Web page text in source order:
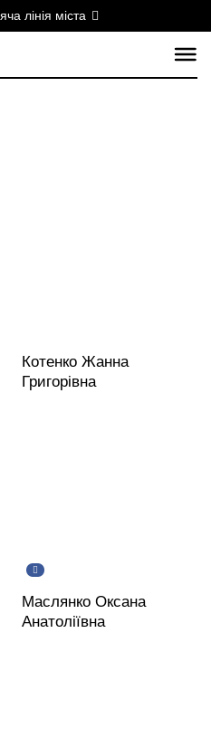
лінія міста
Котенко Жанна
Григорівна
Маслянко Оксана
Анатоліївна